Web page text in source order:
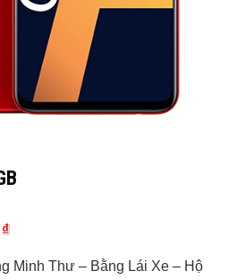
₫Current
is:
2,990,000 ₫.
Minh Thư – Bằng Lái Xe – Hộ